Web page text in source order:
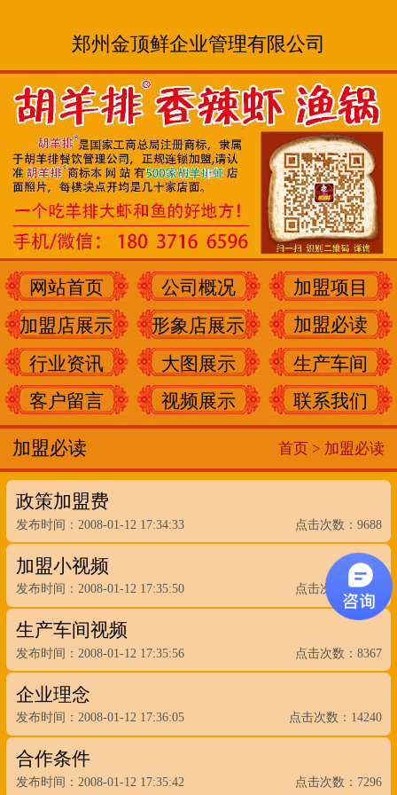
郑州金顶鲜企业管理有限公司
网站首页 公司概况
加盟项目
加盟店展示
形象店展示
加盟必读
行业资讯
大图展示
生产车间
客户留言
视频展示 联系我们
加盟必读 加盟必读
首页 >
政策加盟费
发布时间：2008-01-12 17:34:33 点击次数：9688
加盟小视频
发布时间：2008-01-12 17:35:50 点击次数：9319
生产车间视频
发布时间：2008-01-12 17:35:56 点击次数：8367
企业理念
发布时间：2008-01-12 17:36:05 点击次数：14240
合作条件
发布时间：2008-01-12 17:35:42 点击次数：7296